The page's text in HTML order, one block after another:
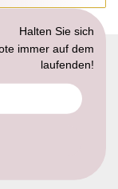
Halten Sie sich
immer auf dem
laufenden!